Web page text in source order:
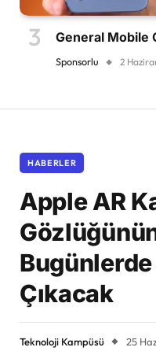
General Mobile
Sponsorlu 2
HABERLER
Apple AR
Çıkacak
Teknoloji Kampüsü 25